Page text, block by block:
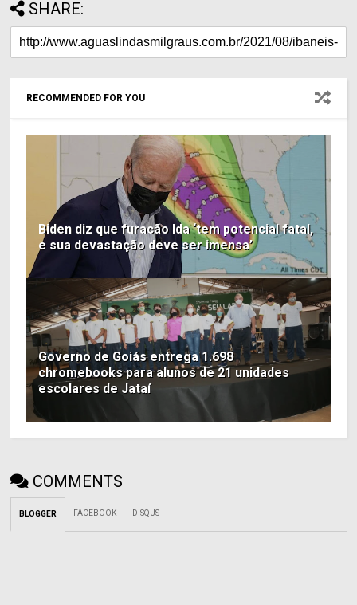
SHARE:
RECOMMENDED FOR YOU
Biden diz que furacão Ida ‘tem potencial fatal,
e sua devastação deve ser imensa’
Governo de Goiás entrega 1.698
chromebooks para alunos de 21 unidades
escolares de Jataí
COMMENTS
BLOGGER FACEBOOK DISQUS